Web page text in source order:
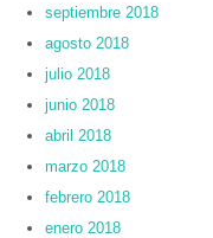
septiembre 2018
agosto 2018
julio 2018
junio 2018
abril 2018
marzo 2018
febrero 2018
enero 2018